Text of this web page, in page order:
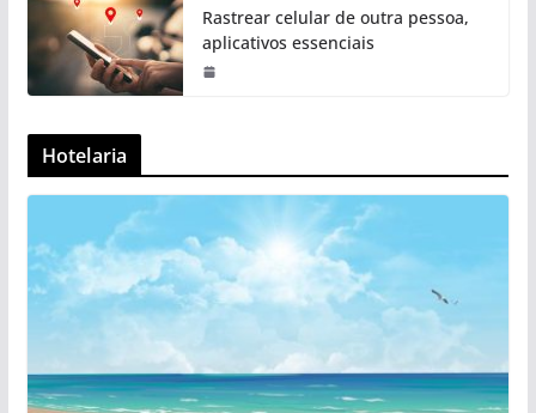
Rastrear celular de outra pessoa,
aplicativos essenciais
Hotelaria